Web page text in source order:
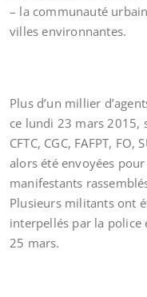
– la communauté
villes environnantes.
Plus d’un millier
ce lundi 23 mars 2015,
CFTC, CGC, FAFPT,
alors été envoyées
manifestants
Plusieurs militants ont
interpellés par la police
25 mars.